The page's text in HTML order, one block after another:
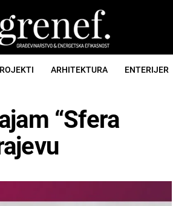
ARHITEKTURA ENTERIJER
“Sfera